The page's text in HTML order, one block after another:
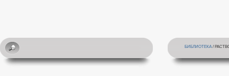
БИБЛИОТЕКА/